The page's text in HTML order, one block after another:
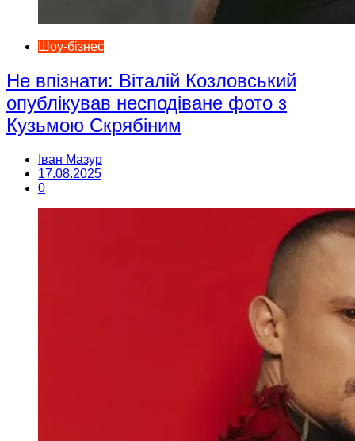
Шоу-бізнес
Не впізнати: Віталій Козловський
опублікував несподіване фото з
Кузьмою Скрябіним
Іван Мазур
17.08.2025
0